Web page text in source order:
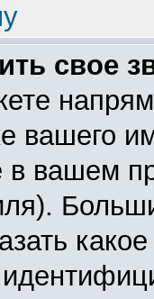
свое
вашего
в вашем